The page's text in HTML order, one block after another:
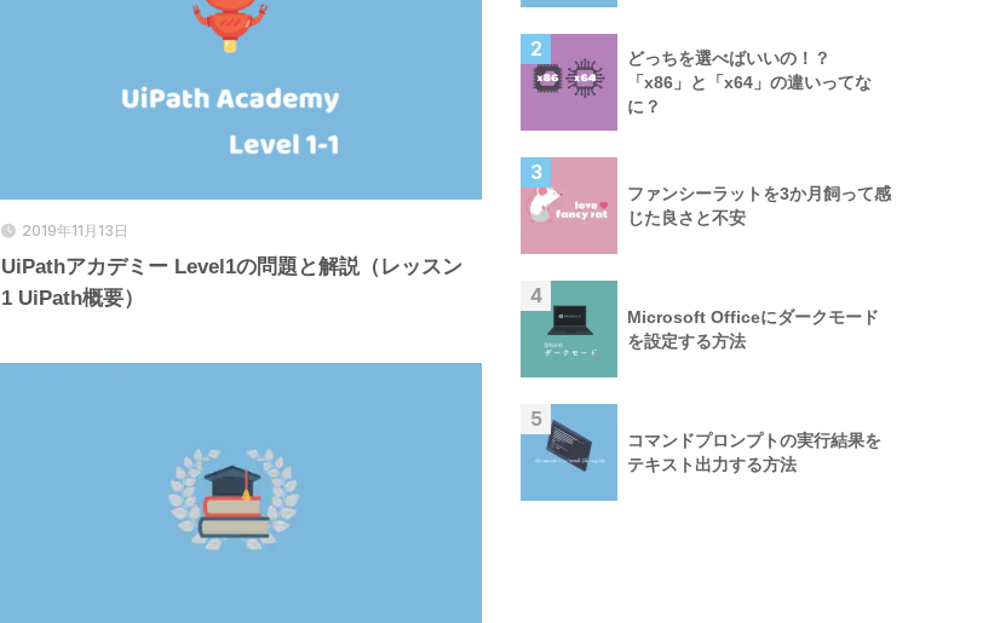
2019年11月13日
UiPathアカデミー Level1の問題と解説（レッスン
1 UiPath概要）
2
どっちを選べばいいの！？
「x86」と「x64」の違いってな
に？
3
ファンシーラットを3か月飼って感
じた良さと不安
4
Microsoft Officeにダークモード
を設定する方法
5
コマンドプロンプトの実行結果を
テキスト出力する方法